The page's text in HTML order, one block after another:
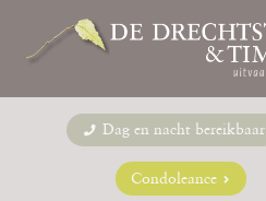
Dag en nacht bereikbaar
Condoleance